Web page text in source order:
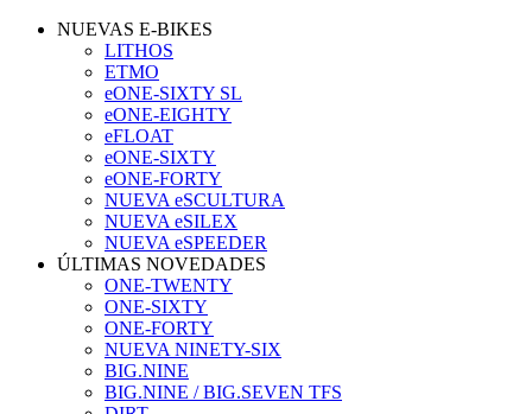
NUEVAS E-BIKES
LITHOS
ETMO
eONE-SIXTY SL
eONE-EIGHTY
eFLOAT
eONE-SIXTY
eONE-FORTY
NUEVA eSCULTURA
NUEVA eSILEX
NUEVA eSPEEDER
ÚLTIMAS NOVEDADES
ONE-TWENTY
ONE-SIXTY
ONE-FORTY
NUEVA NINETY-SIX
BIG.NINE
BIG.NINE / BIG.SEVEN TFS